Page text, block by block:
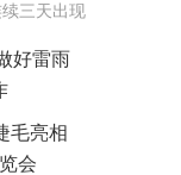
三天出现
超37℃
好雷雨
毛亮相
会